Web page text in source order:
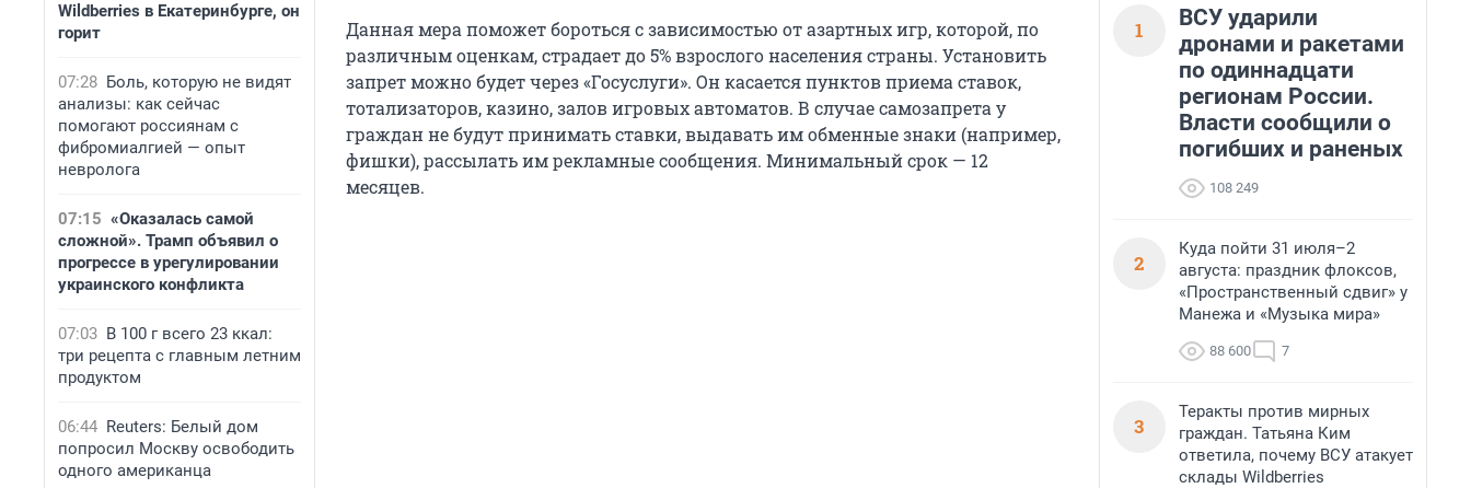
Wildberries в Екатеринбурге, он
горит
07:28 Боль, которую не видят
анализы: как сейчас
помогают россиянам с
фибромиалгией — опыт
невролога
07:15 «Оказалась самой
сложной». Трамп объявил о
прогрессе в урегулировании
украинского конфликта
07:03 В 100 г всего 23 ккал:
три рецепта с главным летним
продуктом
06:44 Reuters: Белый дом
попросил Москву освободить
одного американца
Данная мера поможет бороться с зависимостью от азартных игр, которой, по
различным оценкам, страдает до 5% взрослого населения страны. Установить
запрет можно будет через «Госуслуги». Он касается пунктов приема ставок,
тотализаторов, казино, залов игровых автоматов. В случае самозапрета у
граждан не будут принимать ставки, выдавать им обменные знаки (например,
фишки), рассылать им рекламные сообщения. Минимальный срок — 12
месяцев.
1
ВСУ ударили
дронами и ракетами
по одиннадцати
регионам России.
Власти сообщили о
погибших и раненых
108 249
2
Куда пойти 31 июля–2
августа: праздник флоксов,
«Пространственный сдвиг» у
Манежа и «Музыка мира»
88 600 7
3
Теракты против мирных
граждан. Татьяна Ким
ответила, почему ВСУ атакует
склады Wildberries